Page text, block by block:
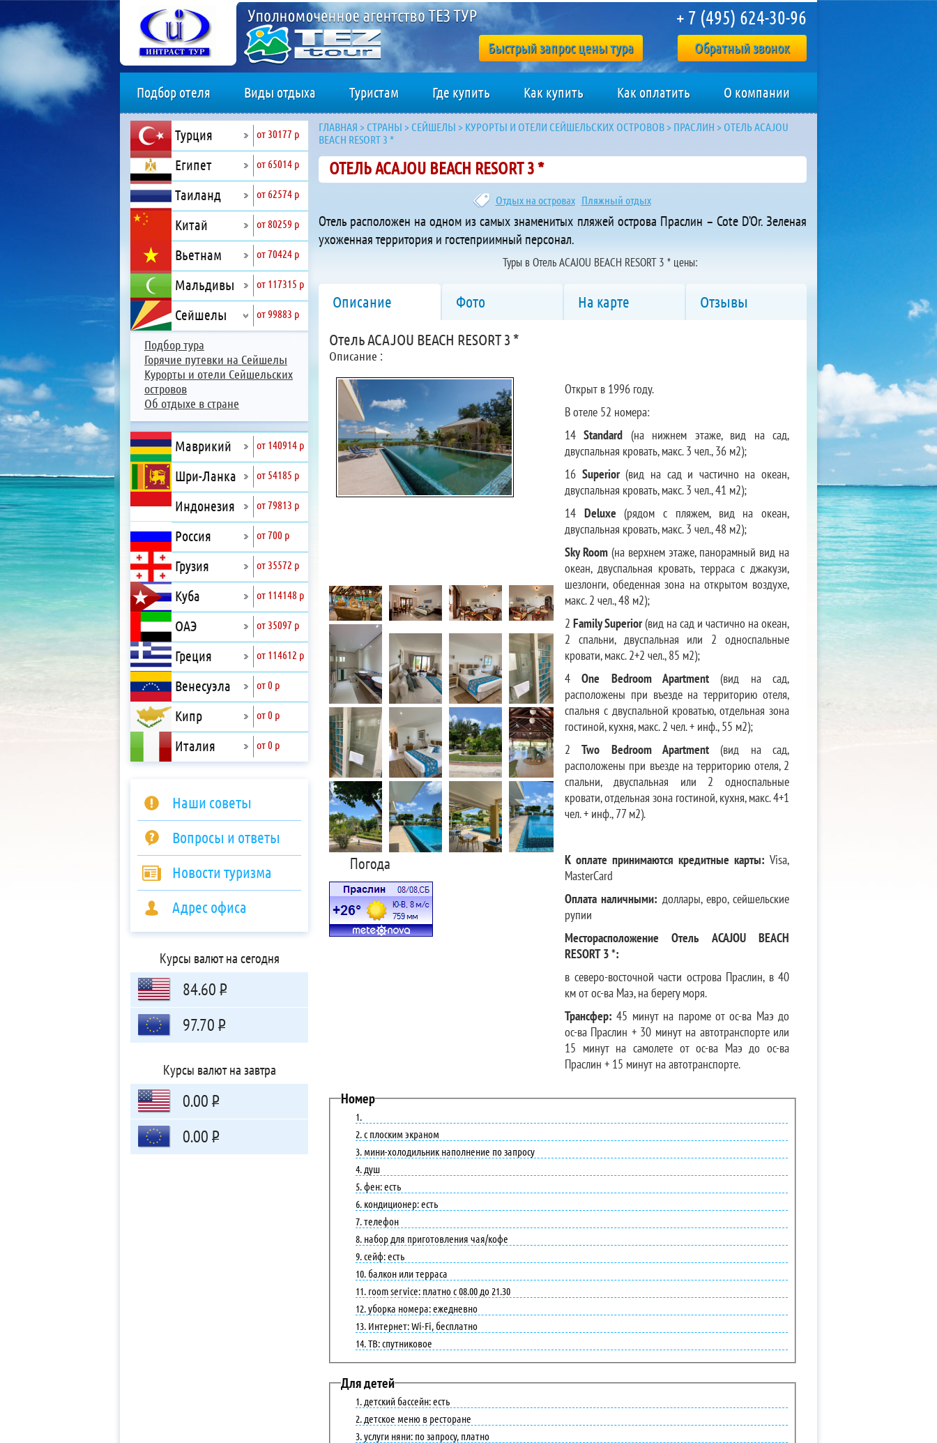
Быстрый запрос цены тура Обратный звонок
+ 7 (495) 624-30-96
Подбор отеля Виды отдыха Туристам Где купить Как купить Как оплатить О компании
Турция от 30177 р
Египет от 65014 р
Таиланд от 62574 р
Китай от 80259 р
Вьетнам от 70424 р
Мальдивы от 117315 р
Сейшелы от 99883 р
Подбор тура
Горячие путевки на Сейшелы
Курорты и отели Сейшельских
островов
Об отдыхе в стране
Маврикий от 140914 р
Шри-Ланка от 54185 р
Индонезия от 79813 р
Россия от 700 р
Грузия от 35572 р
Куба от 114148 р
ОАЭ от 35097 р
Греция от 114612 р
Венесуэла от 0 р
Кипр от 0 р
Италия от 0 р
Наши советы
Вопросы и ответы
Новости туризма
Адрес офиса
Курсы валют на сегодня
84.60Р
97.70Р
Курсы валют на завтра
0.00Р
0.00Р
ГЛАВНАЯ > СТРАНЫ > СЕЙШЕЛЫ > КУРОРТЫ И ОТЕЛИ СЕЙШЕЛЬСКИХ ОСТРОВОВ > ПРАСЛИН > ОТЕЛЬ ACAJOU
BEACH RESORT 3 *
ОТЕЛЬ ACAJOU BEACH RESORT 3 *
Отдых на островах Пляжный отдых
Отель расположен на одном из самых знаменитых пляжей острова Праслин – Cote D’Or. Зеленая
ухоженная территория и гостеприимный персонал.
Туры в Отель ACAJOU BEACH RESORT 3 * цены:
Описание Фото На карте Отзывы
Отель ACAJOU BEACH RESORT 3 *
Описание :
Погода
Открыт в 1996 году.
В отеле 52 номера:
14Standard (на нижнем этаже, вид на сад,
двуспальная кровать, макс. 3 чел., 36 м2);
16 Superior(вид на сад и частично на океан,
двуспальная кровать, макс. 3 чел., 41 м2);
14 Deluxe (рядом с пляжем, вид на океан,
двуспальная кровать, макс. 3 чел., 48 м2);
Sky Room (на верхнем этаже, панорамный вид на
океан, двуспальная кровать, терраса с джакузи,
шезлонги, обеденная зона на открытом воздухе,
макс. 2 чел., 48 м2);
2 FamilySuperior(вид на сад и частично на океан,
2 спальни, двуспальная или 2 односпальные
кровати, макс. 2+2 чел., 85 м2);
4One Bedroom Apartment (вид на сад,
расположены при въезде на территорию отеля,
спальня с двуспальной кроватью, отдельная зона
гостиной, кухня, макс. 2 чел. + инф., 55 м2);
2Two Bedroom Apartment (вид на сад,
расположены при въезде на территорию отеля, 2
спальни, двуспальная или 2 односпальные
кровати, отдельная зона гостиной, кухня, макс. 4+1
чел. + инф., 77 м2).
К оплате принимаются кредитные карты: Visa,
MasterCard
Оплата наличными: доллары, евро, сейшельские
рупии
Месторасположение Отель ACAJOU BEACH
RESORT 3 *:
в северо-восточной части острова Праслин, в 40
км от ос-ва Маэ, на берегу моря.
Трансфер: 45 минут на пароме от ос-ва Маэ до
ос-ва Праслин + 30 минут на автотранспорте или
15 минут на самолете от ос-ва Маэ до ос-ва
Праслин + 15 минут на автотранспорте.
Номер
с плоским экраном
мини-холодильник наполнение по запросу
душ
фен: есть
кондиционер: есть
телефон
набор для приготовления чая/кофе
сейф: есть
балкон или терраса
room service: платно с 08.00 до 21.30
уборка номера: ежедневно
Интернет: Wi-Fi, бесплатно
ТВ: спутниковое
Для детей
детский бассейн: есть
детское меню в ресторане
услуги няни: по запросу, платно